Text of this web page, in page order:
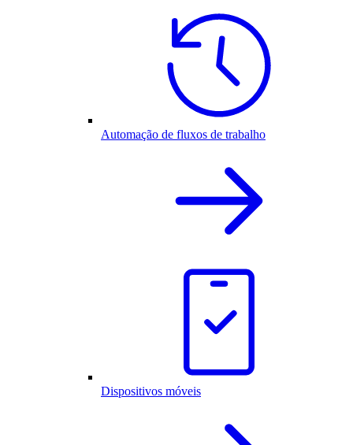
Automação de fluxos de trabalho
Dispositivos móveis